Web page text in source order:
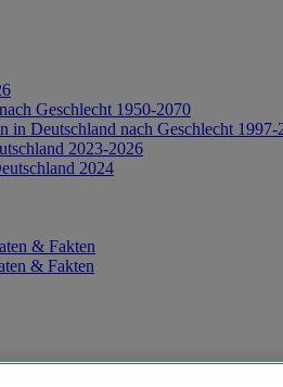
Geschlecht 1950-2070
in Deutschland nach Geschlecht 1997-
2023-2026
2024
& Fakten
& Fakten